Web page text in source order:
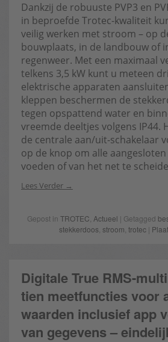
Dankzij de robuuste PVP3 en
in beproefde Trotec-kwaliteit
veilig werken met stroom – op
bouwplaats, in de landbouw of
regenweer. Met een maximaal
telkens 3,5 kW kunt u meteen
elektrische apparaten
kleppen beschermen de
tegen opspattend water en
vreemde deeltjes volgens IP44.
de centrale aan/uit-schakelaar
op de knop om alle
voeden of van het net te
Lees Verder
Gepost in TROTEC Actueel | Getagged
stekkerdoos stroom trotec |
Digitale True RMS-
tien meetfuncties voor
waarden inclusief app
van gegevens –